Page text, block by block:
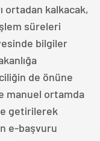
ortadan kalkacak,
süreleri
bilgiler
de önüne
manuel ortamda
getirilerek
e-başvuru